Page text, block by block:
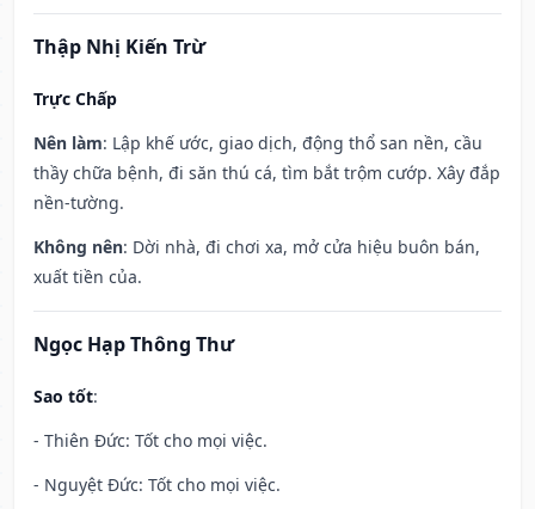
Thập Nhị Kiến Trừ
Trực Chấp
Nên làm: Lập khế ước, giao dịch, động thổ san nền, cầu
thầy chữa bệnh, đi săn thú cá, tìm bắt trộm cướp. Xây đắp
nền-tường.
Không nên: Dời nhà, đi chơi xa, mở cửa hiệu buôn bán,
xuất tiền của.
Ngọc Hạp Thông Thư
Sao tốt:
- Thiên Đức: Tốt cho mọi việc.
- Nguyệt Đức: Tốt cho mọi việc.